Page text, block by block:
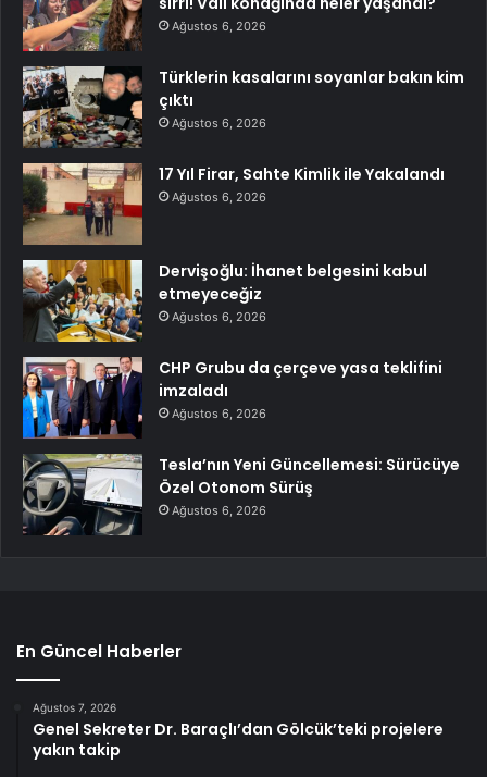
Ağustos 6, 2026
Türklerin kasalarını soyanlar bakın kim
çıktı
Ağustos 6, 2026
17 Yıl Firar, Sahte Kimlik ile Yakalandı
Ağustos 6, 2026
Dervişoğlu: İhanet belgesini kabul
etmeyeceğiz
Ağustos 6, 2026
CHP Grubu da çerçeve yasa teklifini
imzaladı
Ağustos 6, 2026
Tesla’nın Yeni Güncellemesi: Sürücüye
Özel Otonom Sürüş
Ağustos 6, 2026
En Güncel Haberler
Ağustos 7, 2026
Genel Sekreter Dr. Baraçlı’dan Gölcük’teki projelere
yakın takip